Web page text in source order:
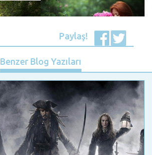
Paylaş!
Benzer Blog Yazıları